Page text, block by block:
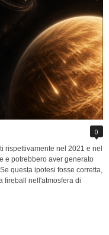
0
rispettivamente nel 2021 e nel
e potrebbero aver generato
questa ipotesi fosse corretta,
fireball nell'atmosfera di